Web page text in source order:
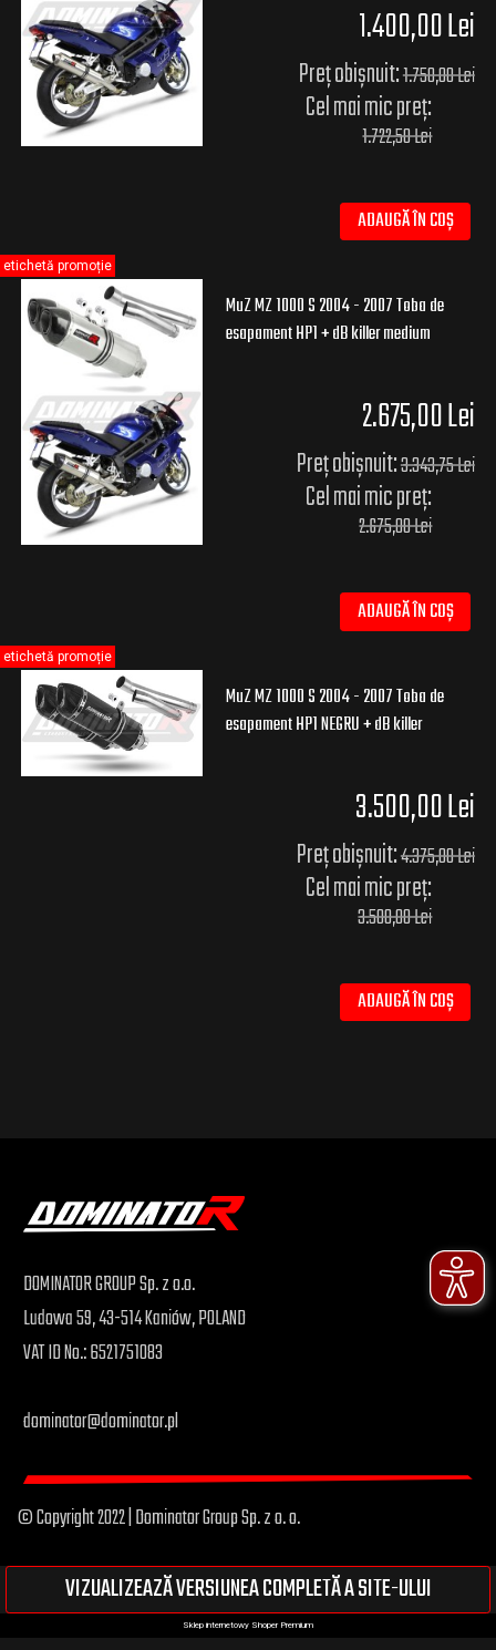
1.400,00 Lei
Preț obișnuit:1.750,00 Lei
Cel mai mic preț:
1.722,50 Lei
ADAUGĂ ÎN COȘ
MuZ MZ 1000 S 2004 - 2007 Toba de
esapament HP1 + dB killer medium
2.675,00 Lei
Preț obișnuit:3.343,75 Lei
Cel mai mic preț:
2.675,00 Lei
ADAUGĂ ÎN COȘ
etichetă promoție
MuZ MZ 1000 S 2004 - 2007 Toba de
esapament HP1 NEGRU + dB killer
3.500,00 Lei
Preț obișnuit:4.375,00 Lei
Cel mai mic preț:
3.500,00 Lei
ADAUGĂ ÎN COȘ
etichetă promoție
DOMINATOR GROUP Sp. z o.o.
Ludowa 59, 43-514 Kaniów, POLAND
VAT ID No.: 6521751083
dominator@dominator.pl
© Copyright 2022 | Dominator Group Sp. z o. o.
VIZUALIZEAZĂ VERSIUNEA COMPLETĂ A SITE-ULUI
Sklep internetowy Shoper Premium